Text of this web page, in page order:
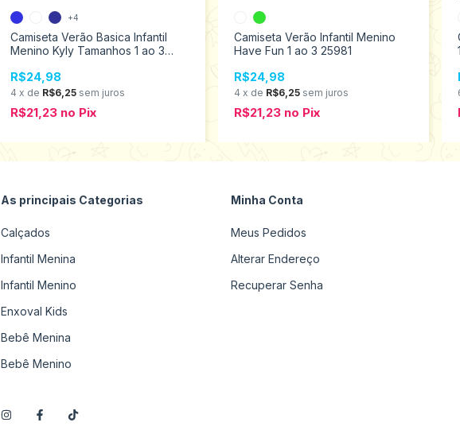
Camiseta Verão Basica Infantil
Menino Kyly Tamanhos 1 ao 3
R$24,98
4 x de R$6,25 sem juros
R$21,23 no Pix
+4
Camiseta Verão Infantil Menino
Have Fun 1 ao 3 25981
R$24,98
4 x de R$6,25 sem juros
R$21,23 no Pix
As principais Categorias
Calçados
Infantil Menina
Infantil Menino
Enxoval Kids
Bebê Menina
Bebê Menino
Minha Conta
Meus Pedidos
Alterar Endereço
Recuperar Senha